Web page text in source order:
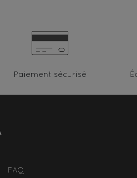
Paiement sécurisé
FAQ